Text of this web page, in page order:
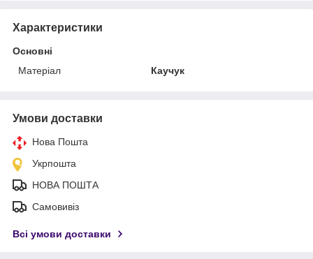
Характеристики
Основні
Матеріал
Каучук
Умови доставки
Нова Пошта
Укрпошта
НОВА ПОШТА
Самовивіз
Всі умови доставки